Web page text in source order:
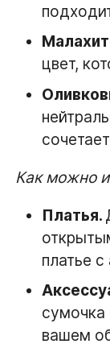
цвет,
Как можно
Платья.
платье
сумочка
вашем